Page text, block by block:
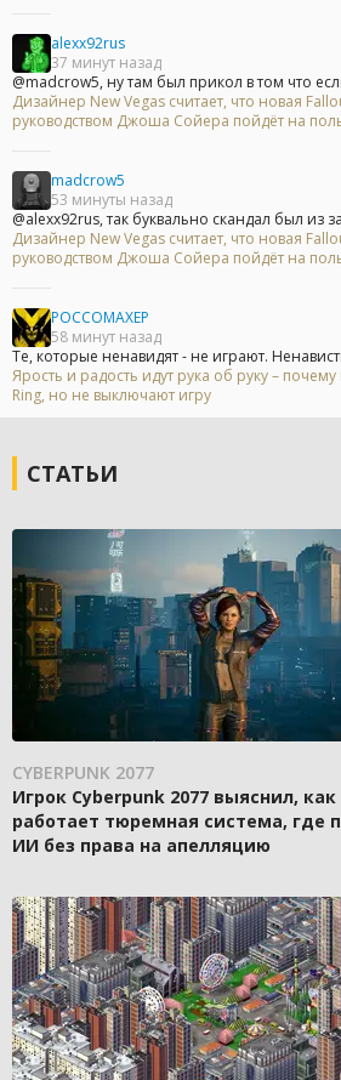
alexx92rus
37 минут назад
@madcrow5, ну там был прикол в том что
Дизайнер New Vegas считает, что новая
руководством Джоша Сойера пойдёт на
madcrow5
53 минуты назад
@alexx92rus, так буквально скандал был из
Дизайнер New Vegas считает, что новая
руководством Джоша Сойера пойдёт на
POCCOMAXEP
58 минут назад
Те, которые ненавидят - не играют.
Ярость и радость идут рука об руку –
Ring, но не выключают игру
СТАТЬИ
CYBERPUNK 2077
Игрок Cyberpunk 2077 выяснил,
работает тюремная система, где
ИИ без права на апелляцию